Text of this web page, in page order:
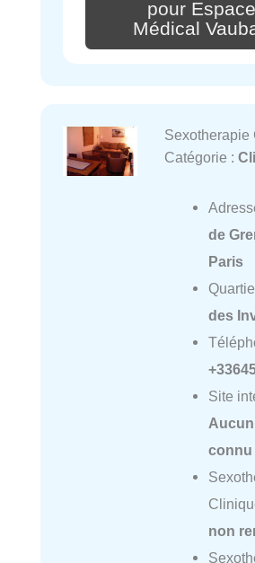
pour Espace
Médical
Sexotherapie
Catégorie :
de
Paris
des
Site
connu
non